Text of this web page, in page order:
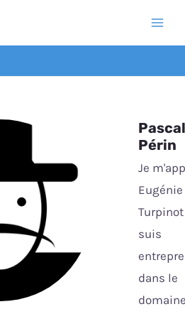
Pascal
Périn
Je
Eugénie
suis
dans le